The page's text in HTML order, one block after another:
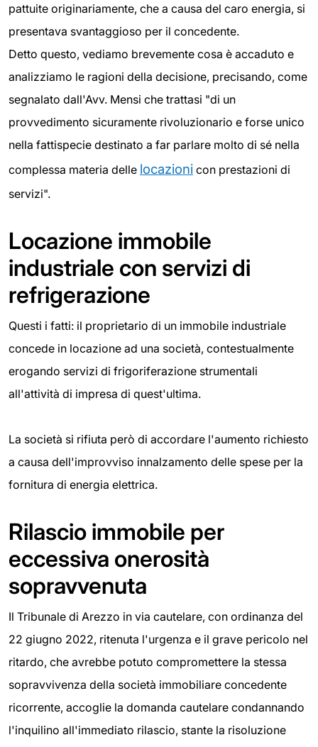
pattuite originariamente, che a causa del caro energia, si
presentava svantaggioso per il concedente.
Detto questo, vediamo brevemente cosa è accaduto e
analizziamo le ragioni della decisione, precisando, come
segnalato dall'Avv. Mensi che trattasi "di un
provvedimento sicuramente rivoluzionario e forse unico
nella fattispecie destinato a far parlare molto di sé nella
complessa materia delle locazioni con prestazioni di
servizi".
Locazione immobile
industriale con servizi di
refrigerazione
Questi i fatti: il proprietario di un immobile industriale
concede in locazione ad una società, contestualmente
erogando servizi di frigoriferazione strumentali
all'attività di impresa di quest'ultima.
La società si rifiuta però di accordare l'aumento richiesto
a causa dell'improvviso innalzamento delle spese per la
fornitura di energia elettrica.
Rilascio immobile per
eccessiva onerosità
sopravvenuta
Il Tribunale di Arezzo in via cautelare, con ordinanza del
22 giugno 2022, ritenuta l'urgenza e il grave pericolo nel
ritardo, che avrebbe potuto compromettere la stessa
sopravvivenza della società immobiliare concedente
ricorrente, accoglie la domanda cautelare condannando
l'inquilino all'immediato rilascio, stante la risoluzione